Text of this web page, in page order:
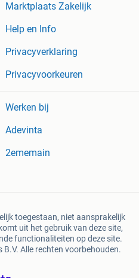
Marktplaats Zakelijk
Help en Info
Privacyverklaring
Privacyvoorkeuren
Werken bij
Adevinta
2ememain
toegestaan, niet aansprakelijk
uit het gebruik van deze site,
functionaliteiten op deze site.
Alle rechten voorbehouden.